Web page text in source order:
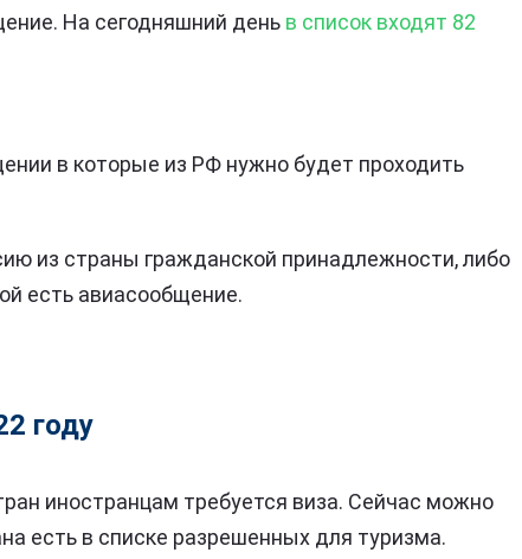
На сегодняшний день в список входят 82
в которые из РФ нужно будет проходить
из страны гражданской принадлежности, либо
есть авиасообщение.
году
иностранцам требуется виза. Сейчас можно
есть в списке разрешенных для туризма.